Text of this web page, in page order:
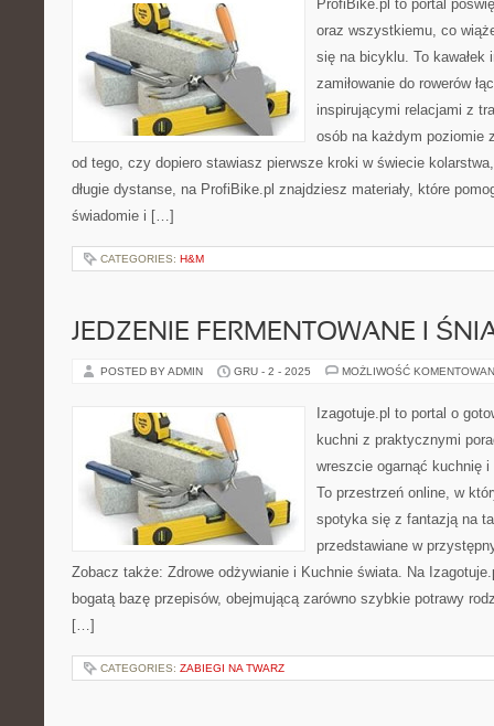
ProfiBike.pl to portal
oraz wszystkiemu, co
się na bicyklu. To kawałek
zamiłowanie do rowerów
inspirującymi relacjami z
osób na każdym poziomie
od tego, czy dopiero stawiasz pierwsze kroki w świecie
długie dystanse, na ProfiBike.pl znajdziesz materiały, które
świadomie i […]
CATEGORIES: H&M
JEDZENIE FERMENTOWANE I
POSTED BY ADMIN GRU - 2 - 2025 MOŻLIWOŚĆ
Izagotuje.pl to portal o
kuchni z praktycznymi
wreszcie ogarnąć kuchnię
To przestrzeń online, w
spotyka się z fantazją na
przedstawiane w
Zobacz także: Zdrowe odżywianie i Kuchnie świata. Na
bogatą bazę przepisów, obejmującą zarówno szybkie potrawy
[…]
CATEGORIES: ZABIEGI NA TWARZ